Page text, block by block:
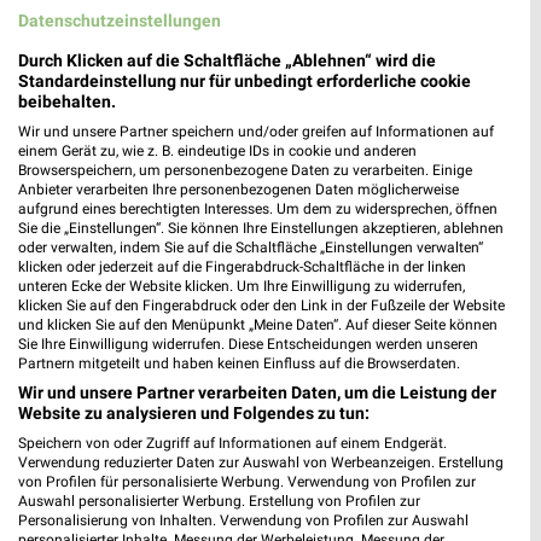
5,9 km
Angebote ab 03.08.
Noch morgen gültig
3,8 km
Angebote ab 03.08.
Noch morgen gültig
Marktkauf METRO
Datenschutzeinstellungen
Durch Klicken auf die Schaltfläche „Ablehnen“ wird die
Standardeinstellung nur für unbedingt erforderliche cookie
beibehalten.
Wir und unsere Partner speichern und/oder greifen auf Informationen auf
einem Gerät zu, wie z. B. eindeutige IDs in cookie und anderen
Browserspeichern, um personenbezogene Daten zu verarbeiten. Einige
Anbieter verarbeiten Ihre personenbezogenen Daten möglicherweise
aufgrund eines berechtigten Interesses. Um dem zu widersprechen, öffnen
Sie die „Einstellungen“. Sie können Ihre Einstellungen akzeptieren, ablehnen
oder verwalten, indem Sie auf die Schaltfläche „Einstellungen verwalten“
klicken oder jederzeit auf die Fingerabdruck-Schaltfläche in der linken
unteren Ecke der Website klicken. Um Ihre Einwilligung zu widerrufen,
klicken Sie auf den Fingerabdruck oder den Link in der Fußzeile der Website
und klicken Sie auf den Menüpunkt „Meine Daten“. Auf dieser Seite können
Sie Ihre Einwilligung widerrufen. Diese Entscheidungen werden unseren
Partnern mitgeteilt und haben keinen Einfluss auf die Browserdaten.
Wir und unsere Partner verarbeiten Daten, um die Leistung der
Website zu analysieren und Folgendes zu tun:
Speichern von oder Zugriff auf Informationen auf einem Endgerät.
Verwendung reduzierter Daten zur Auswahl von Werbeanzeigen. Erstellung
von Profilen für personalisierte Werbung. Verwendung von Profilen zur
Auswahl personalisierter Werbung. Erstellung von Profilen zur
Personalisierung von Inhalten. Verwendung von Profilen zur Auswahl